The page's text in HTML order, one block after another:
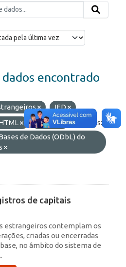
encontrado
IED
OData
Licenças:
de Dados (ODbL) do
de capitais
estrangeiros contemplam os
criadas ou encerradas
no âmbito do sistema de